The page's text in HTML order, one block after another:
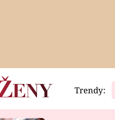
Video
Trendy: